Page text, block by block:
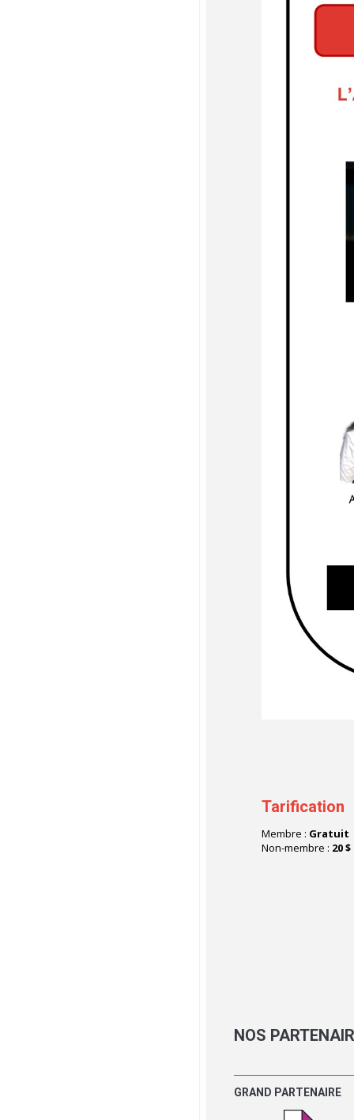
Tarification
Membre : Gratuit
Non-membre : 20 $
NOS
GRAND PARTENAIRE